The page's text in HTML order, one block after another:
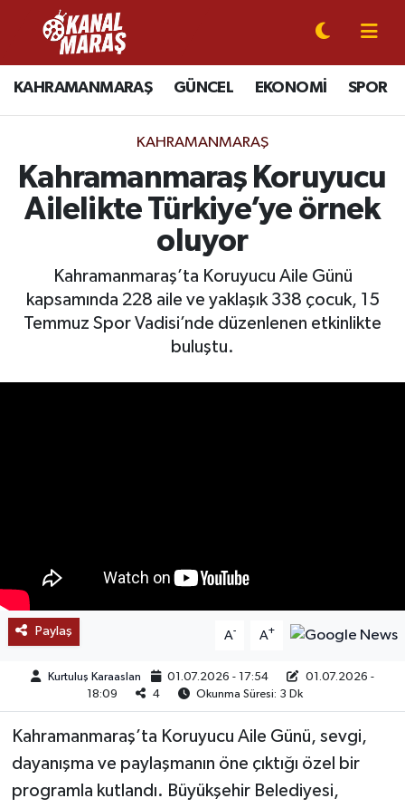
KAHRAMANMARAŞ GÜNCEL EKONOMİ SPOR
KAHRAMANMARAŞ
Kahramanmaraş Koruyucu
Ailelikte Türkiye’ye örnek
oluyor
Kahramanmaraş’ta Koruyucu Aile Günü
kapsamında 228 aile ve yaklaşık 338 çocuk, 15
Temmuz Spor Vadisi’nde düzenlenen etkinlikte
buluştu.
Paylaş A- A+
Kurtuluş Karaaslan 01.07.2026 - 17:54
01.07.2026 -
18:09
4 Okunma Süresi: 3 Dk
Kahramanmaraş’ta Koruyucu Aile Günü, sevgi,
dayanışma ve paylaşmanın öne çıktığı özel bir
programla kutlandı. Büyükşehir Belediyesi,
CANLI YAYIN
KAHRAMANMARAŞ
SPOR
EKONOMİ
KEŞFET
POPÜLER
DÜNYA
TREND
MEDYA
Kahramanmaraş Nöbetçi Eczaneler
Kahramanmaraş Hava Durumu
Kahramanmaraş Trafik Yoğunluk Haritası
Süper Lig Puan Durumu ve Fikstür
Tüm Manşetler
Son Dakika Haberleri